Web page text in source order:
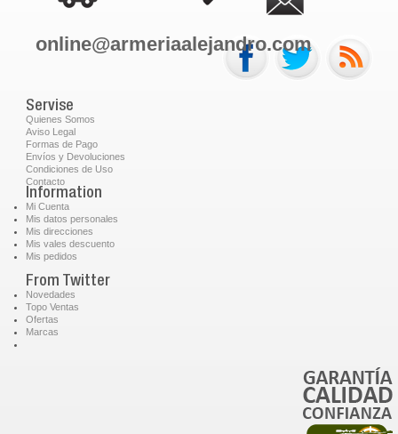
online@armeriaalejandro.com
Servise
Quienes Somos
Aviso Legal
Formas de Pago
Envíos y Devoluciones
Condiciones de Uso
Contacto
Information
Mi Cuenta
Mis datos personales
Mis direcciones
Mis vales descuento
Mis pedidos
From Twitter
Novedades
Topo Ventas
Ofertas
Marcas